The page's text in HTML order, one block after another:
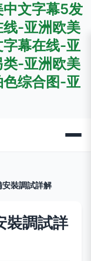
文字幕5发
-亚洲欧美
幕在线-亚
-亚洲欧美
色综合图-亚
裝調試詳解
裝調試詳